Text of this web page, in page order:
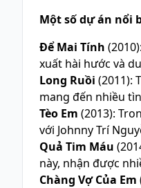
Một số dự án nổi
Để Mai Tính
xuất hài hước và
Long Ruồi (2011):
mang đến nhiều
Tèo Em (2013):
với Johnny Trí
Quả Tim Máu
này, nhận được
Chàng Vợ Của Em